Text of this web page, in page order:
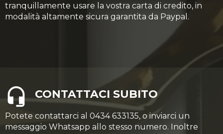
tranquillamente usare la vostra carta di credito, in
modalità altamente sicura garantita da Paypal.
CONTATTACI SUBITO
Potete contattarci al 0434 633135, o inviarci un
messaggio Whatsapp allo stesso numero. Inoltre